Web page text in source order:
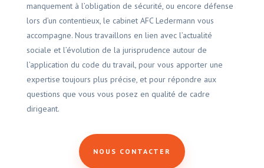
manquement à l’obligation de sécurité, ou encore défense
lors d’un contentieux, le cabinet AFC Ledermann vous
accompagne. Nous travaillons en lien avec l’actualité
sociale et l’évolution de la jurisprudence autour de
l’application du code du travail, pour vous apporter une
expertise toujours plus précise, et pour répondre aux
questions que vous vous posez en qualité de cadre
dirigeant.
NOUS CONTACTER